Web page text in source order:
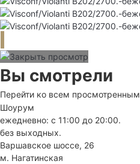
Вы смотрели
Перейти ко всем просмотренным
Шоурум
ежедневно: с 11:00 до 20:00.
без выходных.
Варшавское шоссе, 26
м. Нагатинская